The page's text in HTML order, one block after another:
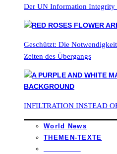
Der UN Information Integrity
Geschützt: Die
Zeiten des Übergangs
INFILTRATION INSTEAD
World News
THEMEN-TEXTE